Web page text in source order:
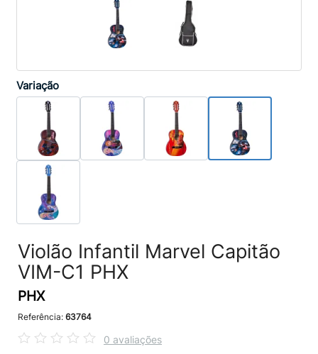
Variação
Violão Infantil Marvel Capitão
VIM-C1 PHX
PHX
Referência: 63764
0 avaliações